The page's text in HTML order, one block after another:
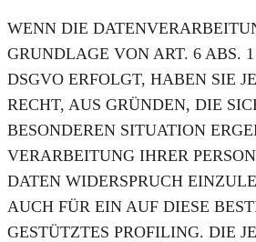
WENN DIE
GRUNDLAGE VON ART. 6 ABS.
DSGVO ERFOLGT, HABEN SIE
RECHT, AUS GRÜNDEN, DIE
BESONDEREN SITUATION
VERARBEITUNG IHRER
DATEN WIDERSPRUCH
AUCH FÜR EIN AUF DIESE
GESTÜTZTES PROFILING. DIE